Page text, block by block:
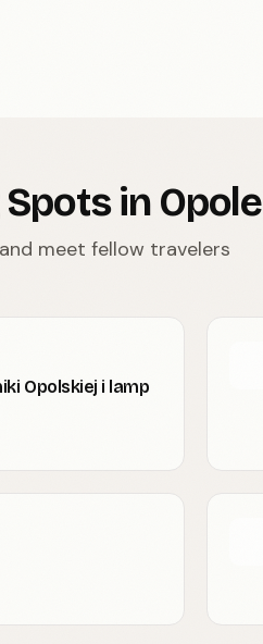
in Opole
meet fellow travelers
Opolskiej i lamp